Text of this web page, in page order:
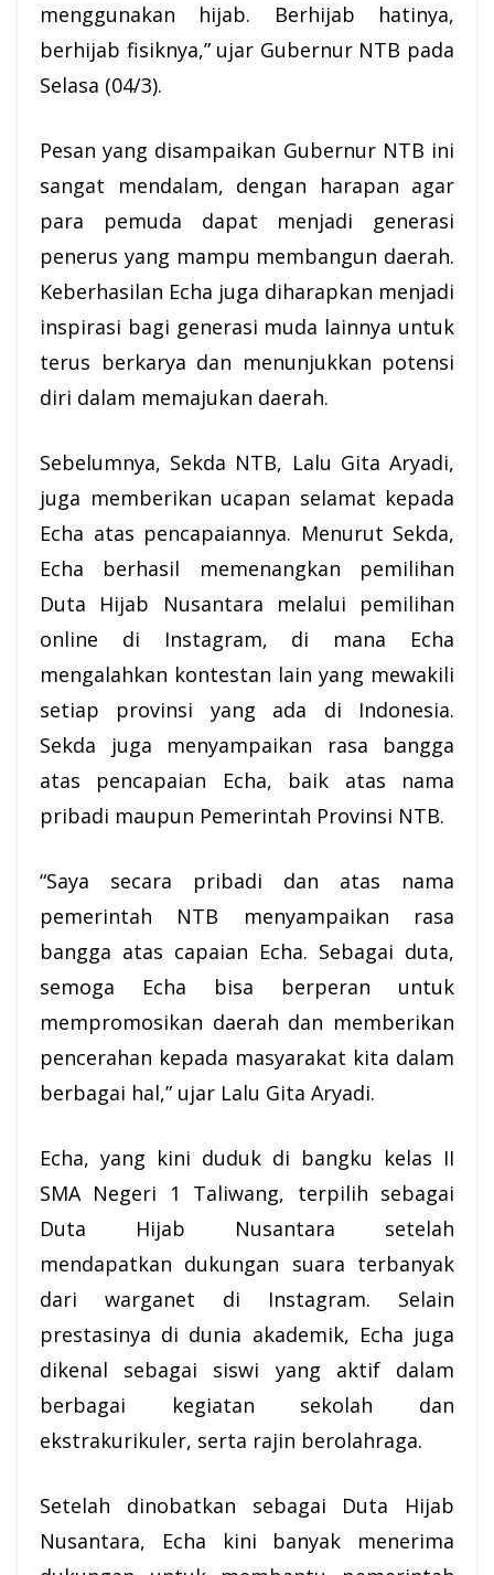
menggunakan hijab. Berhijab hatinya,
berhijab fisiknya,” ujar Gubernur NTB pada
Selasa (04/3).
Pesan yang disampaikan Gubernur NTB ini
sangat mendalam, dengan harapan agar
para pemuda dapat menjadi generasi
penerus yang mampu membangun daerah.
Keberhasilan Echa juga diharapkan menjadi
inspirasi bagi generasi muda lainnya untuk
terus berkarya dan menunjukkan potensi
diri dalam memajukan daerah.
Sebelumnya, Sekda NTB, Lalu Gita Aryadi,
juga memberikan ucapan selamat kepada
Echa atas pencapaiannya. Menurut Sekda,
Echa berhasil memenangkan pemilihan
Duta Hijab Nusantara melalui pemilihan
online di Instagram, di mana Echa
mengalahkan kontestan lain yang mewakili
setiap provinsi yang ada di Indonesia.
Sekda juga menyampaikan rasa bangga
atas pencapaian Echa, baik atas nama
pribadi maupun Pemerintah Provinsi NTB.
“Saya secara pribadi dan atas nama
pemerintah NTB menyampaikan rasa
bangga atas capaian Echa. Sebagai duta,
semoga Echa bisa berperan untuk
mempromosikan daerah dan memberikan
pencerahan kepada masyarakat kita dalam
berbagai hal,” ujar Lalu Gita Aryadi.
Echa, yang kini duduk di bangku kelas II
SMA Negeri 1 Taliwang, terpilih sebagai
Duta Hijab Nusantara setelah
mendapatkan dukungan suara terbanyak
dari warganet di Instagram. Selain
prestasinya di dunia akademik, Echa juga
dikenal sebagai siswi yang aktif dalam
berbagai kegiatan sekolah dan
ekstrakurikuler, serta rajin berolahraga.
Setelah dinobatkan sebagai Duta Hijab
Nusantara, Echa kini banyak menerima